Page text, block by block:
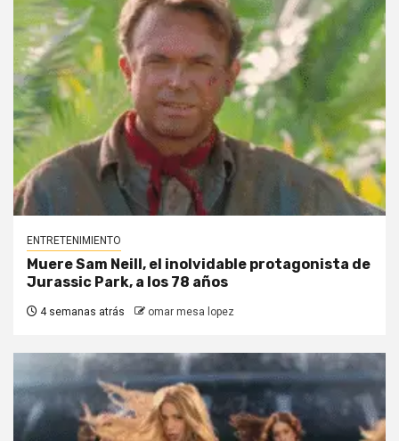
ENTRETENIMIENTO
Muere Sam Neill, el inolvidable protagonista de
Jurassic Park, a los 78 años
4 semanas atrás omar mesa lopez